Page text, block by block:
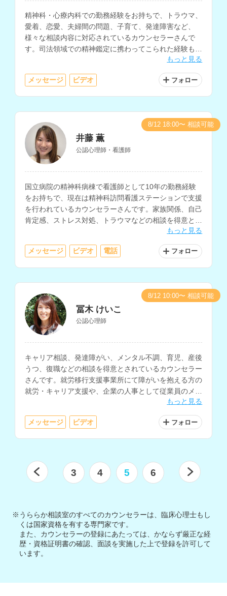
精神科・心療内科での勤務経験をお持ちで、トラウマ、
愛着、恋愛、夫婦間の問題、子育て、発達障害など、
様々な相談内容に対応されているカウンセラーさんで
す。司法領域での精神鑑定に携わってこられた経験もお
もっと見る
メッセージ ビデオ フォロー
井藤 薫
公認心理師・看護師
国立病院の精神科病棟で看護師として10年の勤務経験
をお持ちで、現在は精神科訪問看護ステーションで支援
を行われているカウンセラーさんです。家族関係、自己
肯定感、ストレス対処、トラウマなどの相談を得意とさ
もっと見る
メッセージ ビデオ 電話 フォロー
8/12 18:00〜 相談可能
冨木 けいこ
公認心理師
キャリア相談、発達障がい、メンタル不調、育児、産後
うつ、復職などの相談を得意とされているカウンセラー
さんです。就労移行支援事業所にて障がいを抱える方の
就労・キャリア支援や、企業の人事として従業員のメン
もっと見る
メッセージ ビデオ フォロー
8/12 10:00〜 相談可能
3 4 5 6
※うららか相談室のすべてのカウンセラーは、臨床心理士もし
くは国家資格を有する専門家です。
また、カウンセラーの登録にあたっては、かならず厳正な経
歴・資格証明書の確認、面談を実施した上で登録を許可して
います。